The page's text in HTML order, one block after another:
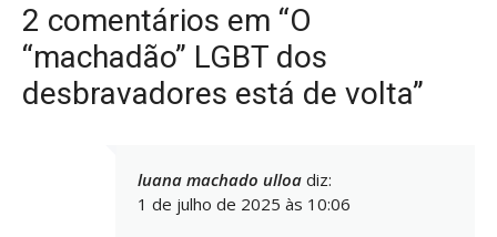
2 comentários em “O
“machadão” LGBT dos
desbravadores está de volta”
luana machado ulloa diz:
1 de julho de 2025 às 10:06